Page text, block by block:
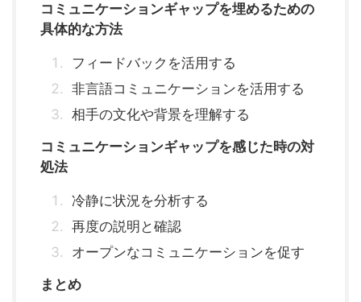
コミュニケーションギャップを埋めるための
具体的な方法
フィードバックを活用する
非言語コミュニケーションを活用する
相手の文化や背景を理解する
コミュニケーションギャップを感じた時の対
処法
冷静に状況を分析する
再度の説明と確認
オープンなコミュニケーションを促す
まとめ